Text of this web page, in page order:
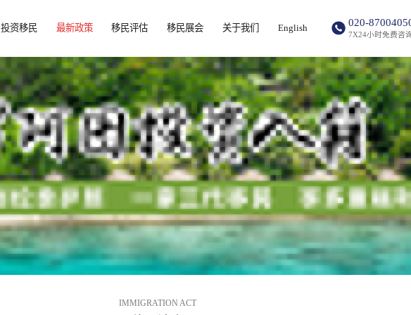
投资移民 最新政策 移民评估 移民展会 关于我们 English 020-
7X24小时免费咨
IMMIGRATION ACT